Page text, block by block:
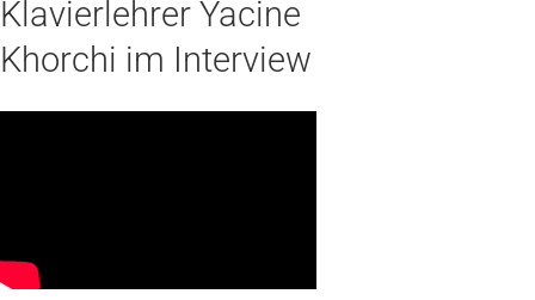
Klavierlehrer Yacine
Khorchi im Interview